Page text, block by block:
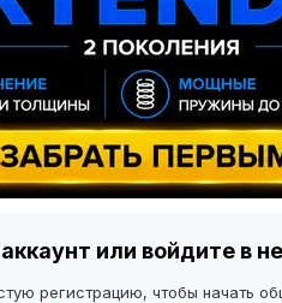
или войдите в
регистрацию, чтобы начать